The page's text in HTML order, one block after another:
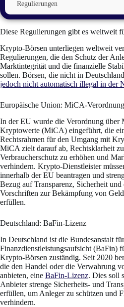
Regulierungen
Diese Regulierungen gibt es weltweit
Krypto-Börsen unterliegen weltweit
Regulierungen, die den Schutz der
Marktintegrität und die finanzielle
sollen. Börsen, die nicht in
jedoch nicht automatisch illegal in der
Europäische Union: MiCA-Verordnung
In der EU wurde die Verordnung über
Kryptowerte (MiCA) eingeführt, die
Rechtsrahmen für den Umgang mit
MiCA zielt darauf ab, Rechtsklarheit
Verbraucherschutz zu erhöhen und
verhindern. Krypto-Dienstleister
innerhalb der EU beantragen und
Bezug auf Transparenz, Sicherheit
Vorschriften zur Bekämpfung von
erfüllen.
Deutschland: BaFin-Lizenz
In Deutschland ist die Bundesanstalt für
Finanzdienstleistungsaufsicht (BaFin)
Krypto-Börsen zuständig. Seit 2020
die den Handel oder die Verwahrung
anbieten, eine BaFin-Lizenz. Dies soll
Anbieter strenge Sicherheits- und
erfüllen, um Anleger zu schützen und
verhindern.